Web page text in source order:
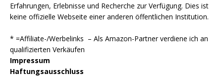
Erfahrungen, Erlebnisse und Recherche zur Verfügung. Dies ist
keine offizielle Webseite einer anderen öffentlichen Institution.
* =Affiliate-/Werbelinks – Als Amazon-Partner verdiene ich an
qualifizierten Verkäufen
Impressum
Haftungsausschluss